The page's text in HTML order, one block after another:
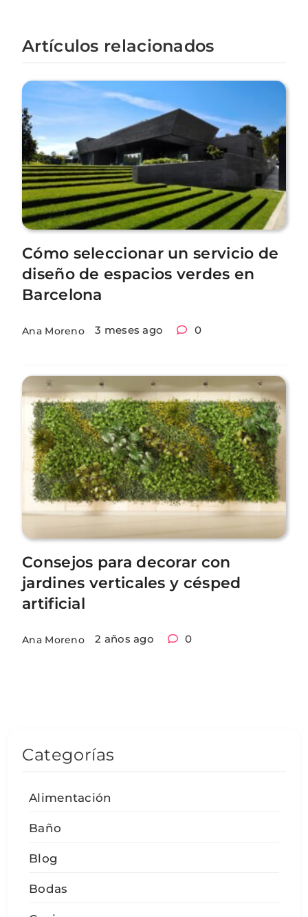
Artículos relacionados
Cómo seleccionar un servicio de
diseño de espacios verdes en
Barcelona
Ana Moreno 3 meses ago 0
Consejos para decorar con
jardines verticales y césped
artificial
Ana Moreno 2 años ago 0
Categorías
Alimentación
Baño
Blog
Bodas